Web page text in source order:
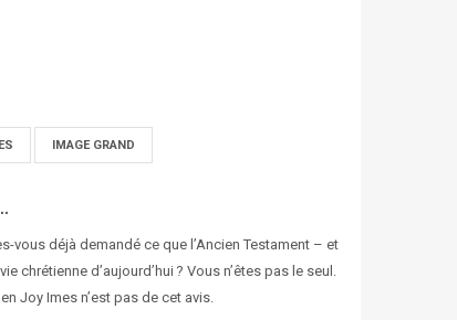
IMAGE GRAND
vous déjà demandé ce que l’Ancien Testament – et
chrétienne d’aujourd’hui ? Vous n’êtes pas le seul.
Joy Imes n’est pas de cet avis.